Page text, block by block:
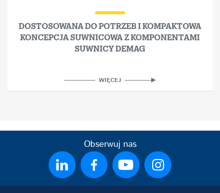
DOSTOSOWANA DO POTRZEB I KOMPAKTOWA
KONCEPCJA SUWNICOWA Z KOMPONENTAMI
SUWNICY DEMAG
WIĘCEJ
Obserwuj nas